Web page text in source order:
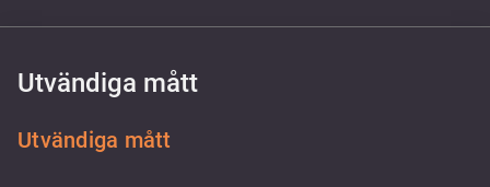
Utvändiga mått
Utvändiga mått